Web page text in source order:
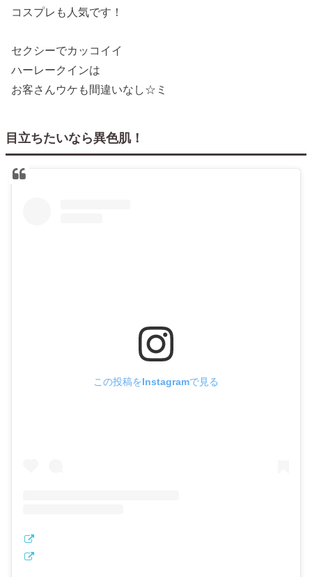
コスプレも人気です！
セクシーでカッコイイ
ハーレークインは
お客さんウケも間違いなし☆ミ
目立ちたいなら異色肌！
この投稿をInstagramで見る